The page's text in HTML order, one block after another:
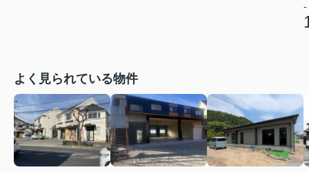
-
よく見られている物件